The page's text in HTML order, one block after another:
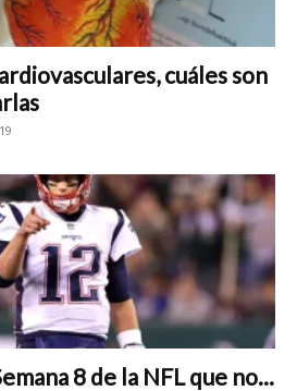
cuáles son
8 de la NFL que no...